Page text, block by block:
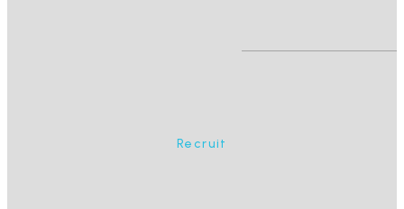
Recruit